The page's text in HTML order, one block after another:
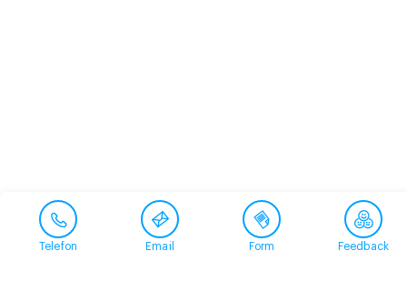
Telefon Email Form Feedback